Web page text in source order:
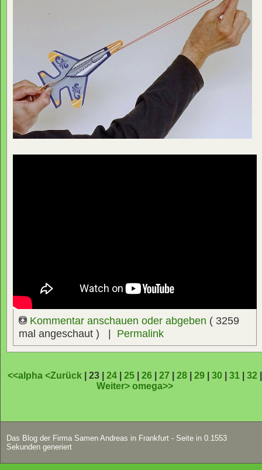
Kommentar anschauen oder abgeben ( 3259
mal angeschaut ) | Permalink
<<alpha<Zurück | 23 |24 |25 |26 |27 |28 |29 |30 |31 |32
Weiter>omega>>
Das Blog der Firma Samen Andreas in Frankfurt - Seite in 0.1553
Sekunden generiert